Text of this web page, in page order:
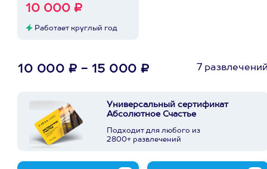
10 000 ₽
Работает круглый год
10 000 ₽ - 15 000 ₽ 7
Универсальный сертификат
Абсолютное Счастье
Подходит для любого из
2800+ развлечений